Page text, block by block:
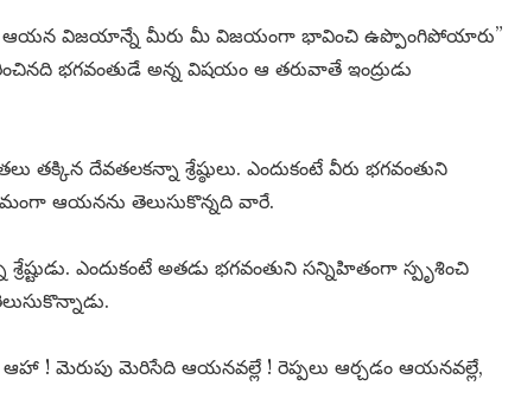
ఆయన విజయాన్నే మీరు మీ విజయంగా భావించి ఉప్పొంగిపోయారు”
భగవంతుడే అన్న విషయం ఆ తరువాతే ఇంద్రుడు
తక్కిన దేవతలకన్నా శ్రేష్ఠులు. ఎందుకంటే వీరు భగవంతుని
ఆయనను తెలుసుకొన్నది వారే.
శ్రేష్టుడు. ఎందుకంటే అతడు భగవంతుని సన్నిహితంగా స్పృశించి
ఆహా ! మెరుపు మెరిసేది ఆయనవల్లే ! రెప్పలు ఆర్చడం ఆయనవల్లే,